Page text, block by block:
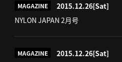
MAGAZINE 2015.12.26[Sat]
NYLON JAPAN 2月号
MAGAZINE 2015.12.26[Sat]